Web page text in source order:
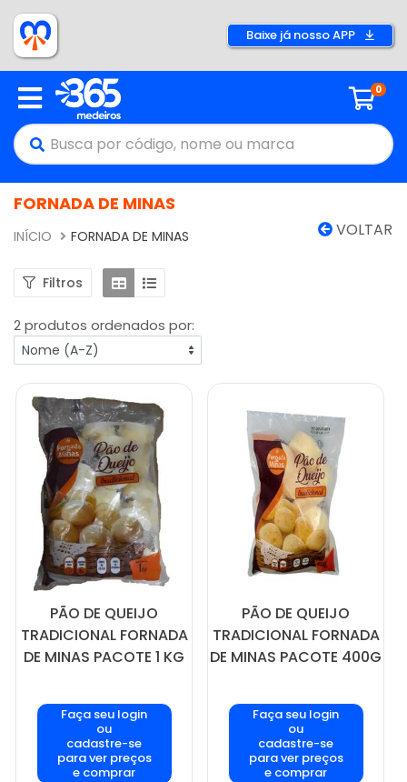
Baixe já nosso APP
0
FORNADA DE MINAS
VOLTAR
INÍCIO FORNADA DE MINAS
Filtros
2 produtos ordenados por:
PÃO DE QUEIJO
TRADICIONAL FORNADA
DE MINAS PACOTE 1 KG
Faça seu login
ou
cadastre-se
para ver preços
e comprar
PÃO DE QUEIJO
TRADICIONAL FORNADA
DE MINAS PACOTE 400G
Faça seu login
ou
cadastre-se
para ver preços
e comprar